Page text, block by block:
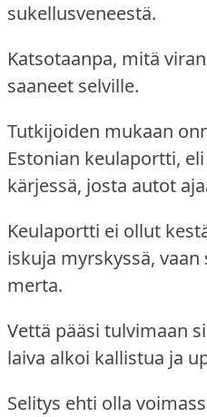
sukellusveneestä.
Katsotaanpa, mitä
saaneet selville.
Tutkijoiden mukaan
Estonian keulaportti,
kärjessä, josta autot
Keulaportti ei ollut
iskuja myrskyssä,
merta.
Vettä pääsi tulvimaan
laiva alkoi kallistua ja
Selitys ehti olla